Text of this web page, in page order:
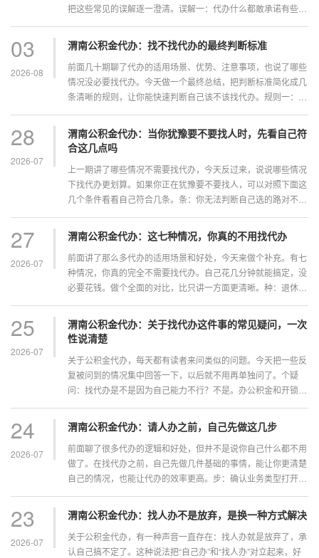
把这些常见的误解逐一澄清。误解一：代办什么都敢承诺有些人
能办”之类的话，就以为代办都是这样操作的。其实正规代...
03
2026-08
渭南公积金代办：找不找代办的最终判断标准
前面几十期聊了代办的适用场景、优势、注意事项，也说了哪些
情况没必要找代办。今天做一个最终总结，把判断标准简化成几
条清晰的规则，让你能快速判断自己该不该找代办。规则一：业
常，材料齐全，城市支持线上办理，那优先考虑自己办。复杂业
务...
28
2026-07
渭南公积金代办：当你犹豫要不要找人时，先看自己符
合这几点吗
上一期讲了哪些情况不需要找代办，今天反过来，说说哪些情况
下找代办更划算。如果你正在犹豫要不要找人，可以对照下面这
几个条件看看自己符合几条。条：你无法判断自己选的路对不对
通道。离职提取的办理条件与户口性质相关。跨省转移要区分
线...
27
2026-07
渭南公积金代办：这七种情况，你真的不用找代办
前面讲了那么多代办的适用场景和好处，今天来做个补充。有七
种情况，你真的完全不需要找代办。自己花几分钟就能搞定，没
必要花钱。做个全面的对比，比只讲一方面更清晰。种：退休提
这是最直接的提取业务，所有城市都支持，而且流程极其简
单。...
25
2026-07
渭南公积金代办：关于找代办这件事的常见疑问，一次
性说清楚
关于公积金代办，每天都有读者来问类似的问题。今天把一些反
复被问到的情况集中回答一下，以后就不用再单独问了。个疑
问：找代办是不是因为自己能力不行？不是。办公积金和开锁、
力不行。你修不好电脑，不代表你能力不行。只是这些事不在你
的...
24
2026-07
渭南公积金代办：请人办之前，自己先做这几步
前面聊了很多代办的逻辑和好处，但并不是说你自己什么都不用
做了。在找代办之前，自己先做几件基础的事情，能让你更清楚
自己的情况，也能让代办的效率更高。步：确认业务类型打开你
表里。如果在，点进去看看它给出的在线办理说明，了解这项...
23
2026-07
渭南公积金代办：找人办不是放弃，是换一种方式解决
关于公积金代办，有一种声音一直存在：找人办就是放弃了，承
认自己搞不定了。这种说法把“自己办”和“找人办”对立起来，好